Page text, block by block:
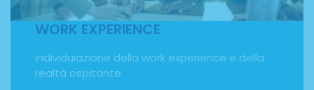
WORK EXPERIENCE
individuiazione della work experience e della
realtà ospitante
sviluppare le soft skills necessarie in ambito lavorativo.